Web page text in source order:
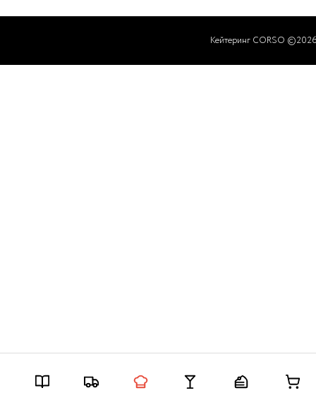
Кейтеринг CORSO